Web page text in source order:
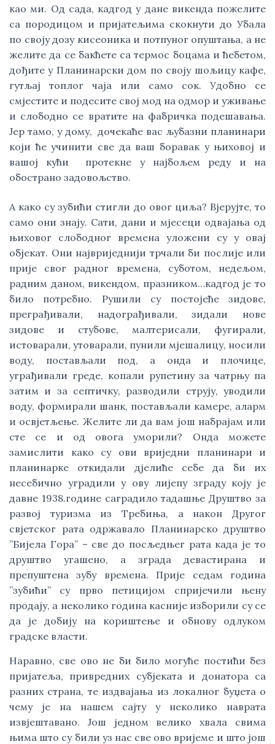
као ми. Од сада, кадгод у дане викенда пожелите
са породицом и пријатељима скокнути до Убала
по своју дозу кисеоника и потпуног опуштања, а не
желите да се бакћете са термос боцама и ћебетом,
дођите у Планинарски дом по своју шољицу кафе,
гутљај топлог чаја или само сок. Удобно се
смјестите и подесите свој мод на одмор и уживање
и слободно се вратите на фабричка подешавања.
Јер тамо, у дому,  дочекаће вас љубазни планинари
који ће учинити све да ваш боравак у њиховој и
вашој кући  протекне у најбољем реду и на
обострано задовољство.
А како су зубићи стигли до овог циља? Вјерујте, то
само они знају. Сати, дани и мјесеци одвајања од
њиховог слободног времена уложени су у овај
објекат. Они највриједнији трчали би послије или
прије свог радног времена, суботом, недељом,
радним даном, викендом, празником…кадгод је то
било потребно. Рушили су постојеће зидове,
преграђивали, надограђивали, зидали нове
зидове и стубове, малтерисали, фугирали,
истоварали, утоварали, пунили мјешалицу, носили
воду, постављали под, а онда и плочице,
уграђивали греде, копали рупетину за чатрњу па
затим и за септичку, разводили струју, уводили
воду, формирали шанк, постављали камере, аларм
и освјетљење. Желите ли да вам још набрајам или
сте се и од овога уморили? Онда можете
замислити како су ови вриједни планинари и
планинарке откидали дјелиће себе да би их
несебично уградили у ову лијепу зграду коју је
давне 1938.године саградило тадашње Друштво за
развој туризма из Требиња, а након Другог
свјетског рата одржавало Планинарско друштво
”Бијела Гора” – све до посљедњег рата када је то
друштво угашено, а зграда девастирана и
препуштена зубу времена. Прије седам година
”зубићи” су прво петицијом спријечили њену
продају, а неколико година касније изборили су се
да је добију на кориштење и обнову одлуком
градске власти.
Наравно, све ово не би било могуће постићи без
пријатеља, привредних субјеката и донатора са
разних страна, те издвајања из локалног буџета о
чему је на нашем сајту у неколико наврата
извјештавано. Још једном велико хвала свима
њима што су били уз нас све ово вријеме и што још